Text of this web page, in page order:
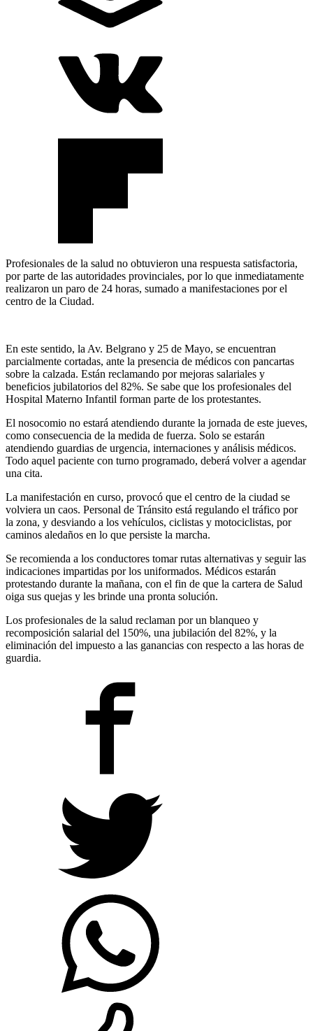
Profesionales de la salud no obtuvieron una respuesta satisfactoria,
por parte de las autoridades provinciales, por lo que inmediatamente
realizaron un paro de 24 horas, sumado a manifestaciones por el
centro de la Ciudad.
En este sentido, la Av. Belgrano y 25 de Mayo, se encuentran
parcialmente cortadas, ante la presencia de médicos con pancartas
sobre la calzada. Están reclamando por mejoras salariales y
beneficios jubilatorios del 82%. Se sabe que los profesionales del
Hospital Materno Infantil forman parte de los protestantes.
El nosocomio no estará atendiendo durante la jornada de este jueves,
como consecuencia de la medida de fuerza. Solo se estarán
atendiendo guardias de urgencia, internaciones y análisis médicos.
Todo aquel paciente con turno programado, deberá volver a agendar
una cita.
La manifestación en curso, provocó que el centro de la ciudad se
volviera un caos. Personal de Tránsito está regulando el tráfico por
la zona, y desviando a los vehículos, ciclistas y motociclistas, por
caminos aledaños en lo que persiste la marcha.
Se recomienda a los conductores tomar rutas alternativas y seguir las
indicaciones impartidas por los uniformados. Médicos estarán
protestando durante la mañana, con el fin de que la cartera de Salud
oiga sus quejas y les brinde una pronta solución.
Los profesionales de la salud reclaman por un blanqueo y
recomposición salarial del 150%, una jubilación del 82%, y la
eliminación del impuesto a las ganancias con respecto a las horas de
guardia.